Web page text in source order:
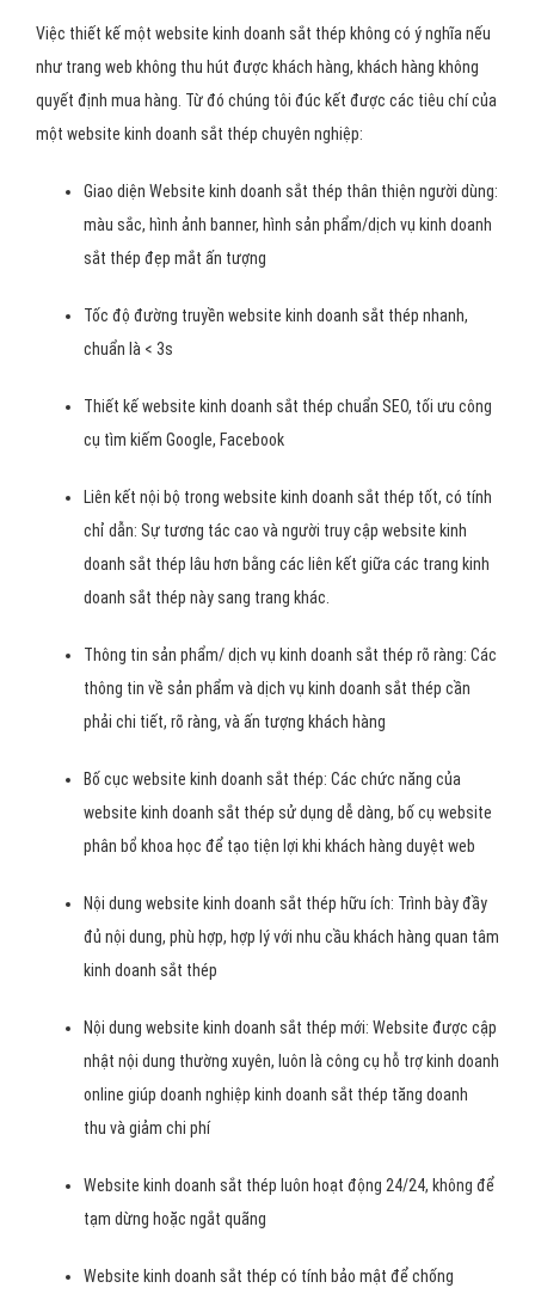
Việc thiết kế một website kinh doanh sắt thép không có ý nghĩa nếu
như trang web không thu hút được khách hàng, khách hàng không
quyết định mua hàng. Từ đó chúng tôi đúc kết được các tiêu chí của
một website kinh doanh sắt thép chuyên nghiệp:
Giao diện Website kinh doanh sắt thép thân thiện người dùng:
màu sắc, hình ảnh banner, hình sản phẩm/dịch vụ kinh doanh
sắt thép đẹp mắt ấn tượng
Tốc độ đường truyền website kinh doanh sắt thép nhanh,
chuẩn là < 3s
Thiết kế website kinh doanh sắt thép chuẩn SEO, tối ưu công
cụ tìm kiếm Google, Facebook
Liên kết nội bộ trong website kinh doanh sắt thép tốt, có tính
chỉ dẫn: Sự tương tác cao và người truy cập website kinh
doanh sắt thép lâu hơn bằng các liên kết giữa các trang kinh
doanh sắt thép này sang trang khác.
Thông tin sản phẩm/ dịch vụ kinh doanh sắt thép rõ ràng: Các
thông tin về sản phẩm và dịch vụ kinh doanh sắt thép cần
phải chi tiết, rõ ràng, và ấn tượng khách hàng
Bố cục website kinh doanh sắt thép: Các chức năng của
website kinh doanh sắt thép sử dụng dễ dàng, bố cụ website
phân bổ khoa học để tạo tiện lợi khi khách hàng duyệt web
Nội dung website kinh doanh sắt thép hữu ích: Trình bày đầy
đủ nội dung, phù hợp, hợp lý với nhu cầu khách hàng quan tâm
kinh doanh sắt thép
Nội dung website kinh doanh sắt thép mới: Website được cập
nhật nội dung thường xuyên, luôn là công cụ hỗ trợ kinh doanh
online giúp doanh nghiệp kinh doanh sắt thép tăng doanh
thu và giảm chi phí
Website kinh doanh sắt thép luôn hoạt động 24/24, không để
tạm dừng hoặc ngắt quãng
Website kinh doanh sắt thép có tính bảo mật để chống